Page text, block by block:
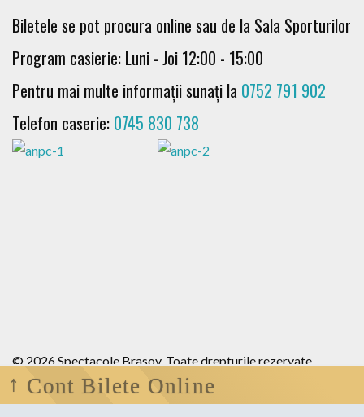
Cont Bilete Online
Biletele se pot procura online sau de la Sala Sporturilor
Program casierie: Luni - Joi 12:00 - 15:00
Pentru mai multe informații sunați la 0752 791 902
Telefon caserie: 0745 830 738
© 2026 Spectacole Brasov. Toate drepturile rezervate .
Termeni si conditii